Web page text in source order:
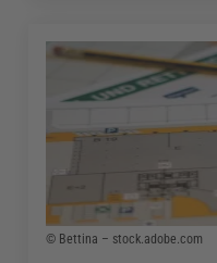
© Bettina – stock.adobe.com